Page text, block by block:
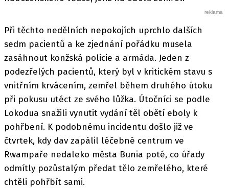
Při těchto nedělních nepokojích uprchlo dalších
sedm pacientů a ke zjednání pořádku musela
zasáhnout konžská policie a armáda. Jeden z
podezřelých pacientů, který byl v kritickém stavu s
vnitřním krvácením, zemřel během druhého útoku
při pokusu utéct ze svého lůžka. Útočníci se podle
Lokodua snažili vynutit vydání těl obětí eboly k
pohřbení. K podobnému incidentu došlo již ve
čtvrtek, kdy dav zapálil léčebné centrum ve
Rwampaře nedaleko města Bunia poté, co úřady
odmítly pozůstalým předat tělo zemřelého, které
chtěli pohřbít sami.